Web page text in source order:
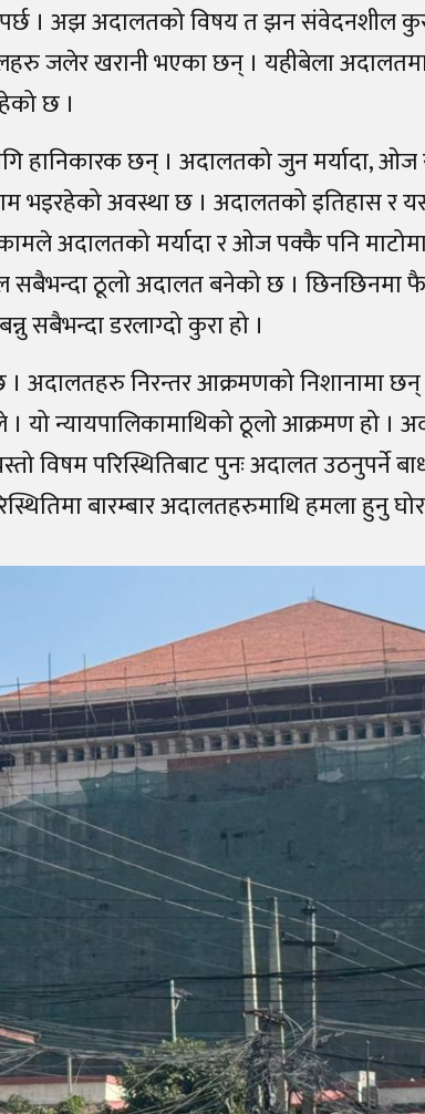
। अझ अदालतको विषय त झन संवेदनशील
जलेर खरानी भएका छन् । यहीबेला
छ ।
हानिकारक छन् । अदालतको जुन मर्यादा, ओज
भइरहेको अवस्था छ । अदालतको इतिहास र
कामले अदालतको मर्यादा र ओज पक्कै पनि
सबैभन्दा ठूलो अदालत बनेको छ ।
डरलाग्दो कुरा हो ।
अदालतहरु निरन्तर आक्रमणको निशानामा
यो न्यायपालिकामाथिको ठूलो आक्रमण हो ।
विषम परिस्थितिबाट पुनः अदालत उठनुपर्ने
बारम्बार अदालतहरुमाथि हमला हुनु घोर